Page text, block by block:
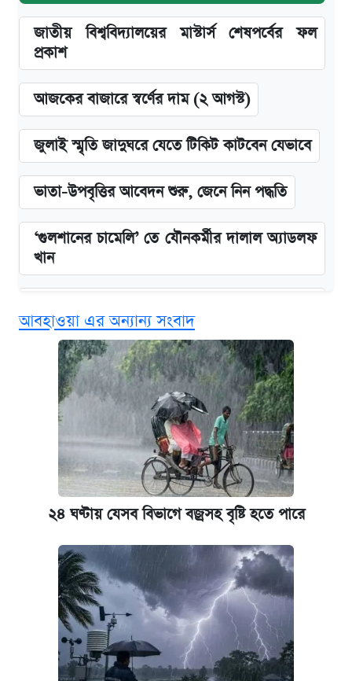
জাতীয় বিশ্ববিদ্যালয়ের মাস্টার্স শেষপর্বের ফল
প্রকাশ
আজকের বাজারে স্বর্ণের দাম (২ আগস্ট)
জুলাই স্মৃতি জাদুঘরে যেতে টিকিট কাটবেন যেভাবে
ভাতা-উপবৃত্তির আবেদন শুরু, জেনে নিন পদ্ধতি
‘গুলশানের চামেলি’ তে যৌনকর্মীর দালাল অ্যাডলফ
খান
দাম ও ফিচার
কবে শুরু হচ্ছে ঢাবির ভর্তি আবেদন, জানাল কর্তৃপক্ষ
নবম জাতীয় পে-স্কেল নিয়ে সর্বশেষ যা জানা গেল
আজকের বাজারে স্বর্ণ-রুপার দাম (৫ আগস্ট)
কবে হবে মেডিকেল ভর্তি পরীক্ষা, জানা গেল যা
আজকের বাজারে স্বর্ণের দাম (৪ আগস্ট)
পাঁচ দপ্তরে নতুন সচিব নিয়োগ দিল সরকার
রাষ্ট্রবিরোধী কর্মকাণ্ড: ঢাবির কয়েকজন শিক্ষকের
বিরুদ্ধে ব্যবস্থা
আবহাওয়া এর অন্যান্য সংবাদ
২৪ ঘণ্টায় যেসব বিভাগে বজ্রসহ বৃষ্টি হতে পারে